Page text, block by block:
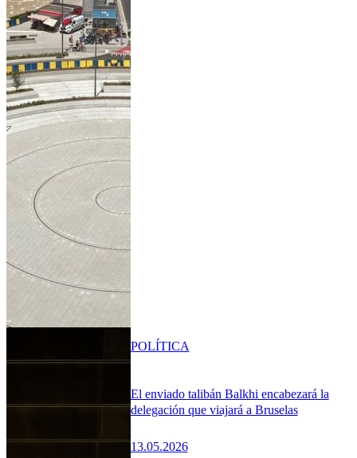
El enviado talibán Balkhi encabezará la
delegación que viajará a Bruselas
13.05.2026
POLÍTICA